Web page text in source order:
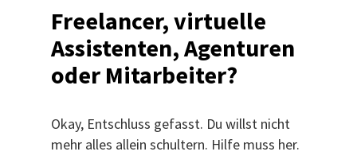
Freelancer, virtuelle
Assistenten, Agenturen
oder Mitarbeiter?
Okay, Entschluss gefasst. Du willst nicht
mehr alles allein schultern. Hilfe muss her.